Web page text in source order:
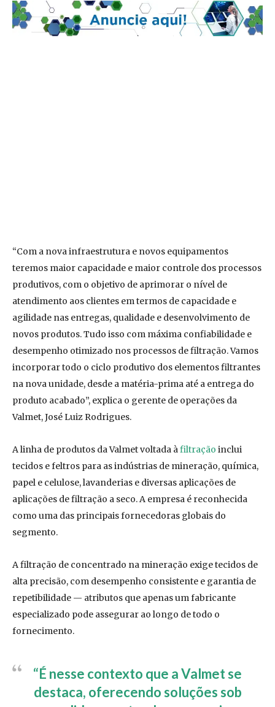
“Com a nova infraestrutura e novos equipamentos
teremos maior capacidade e maior controle dos processos
produtivos, com o objetivo de aprimorar o nível de
atendimento aos clientes em termos de capacidade e
agilidade nas entregas, qualidade e desenvolvimento de
novos produtos. Tudo isso com máxima confiabilidade e
desempenho otimizado nos processos de filtração. Vamos
incorporar todo o ciclo produtivo dos elementos filtrantes
na nova unidade, desde a matéria-prima até a entrega do
produto acabado”, explica o gerente de operações da
Valmet, José Luiz Rodrigues.
A linha de produtos da Valmet voltada àfiltração inclui
tecidos e feltros para as indústrias de mineração, química,
papel e celulose, lavanderias e diversas aplicações de
aplicações de filtração a seco. A empresa é reconhecida
como uma das principais fornecedoras globais do
segmento.
A filtração de concentrado na mineração exige tecidos de
alta precisão, com desempenho consistente e garantia de
repetibilidade — atributos que apenas um fabricante
especializado pode assegurar ao longo de todo o
fornecimento.
“É nesse contexto que a Valmet se
destaca, oferecendo soluções sob